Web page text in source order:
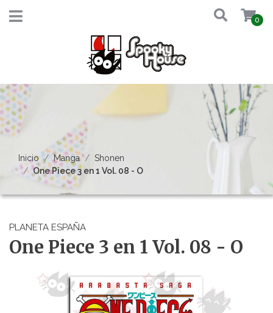
0
Inicio Manga
Shonen
One Piece 3 en 1 Vol. 08 - O
PLANETA ESPAÑA
One Piece 3 en 1 Vol. 08 - O